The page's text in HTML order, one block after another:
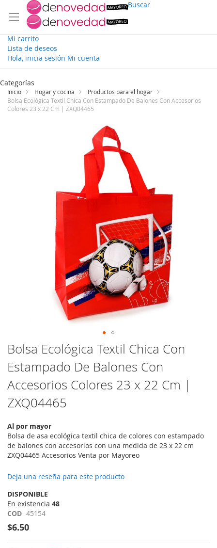
Buscar
Mi carrito
Lista de deseos
Hola, inicia sesión Mi cuenta
Ir
contenido
Categorías
Inicio Hogar y cocina
Productos para el hogar
Bolsa Ecológica Textil Chica Con Estampado De Balones Con Accesorios
Colores 23 x 22 Cm | ZXQ04465
Saltar
al
comienzo
de
la
de
imágenes
Bolsa Ecológica Textil Chica Con
Estampado De Balones Con
Accesorios Colores 23 x 22 Cm |
ZXQ04465
Al por mayor
Bolsa de asa ecológica textil chica de colores con estampado
de balones con accesorios con una medida de 23 x 22 cm
ZXQ04465 Accesorios Venta por Mayoreo
Deja una reseña para este producto
DISPONIBLE
En existencia 48
COD 45154
$6.50